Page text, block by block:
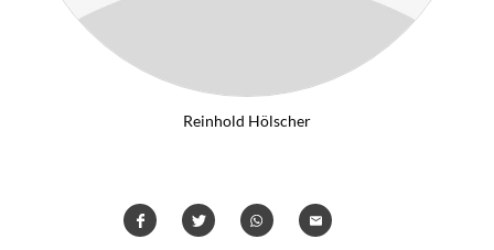
Reinhold Hölscher